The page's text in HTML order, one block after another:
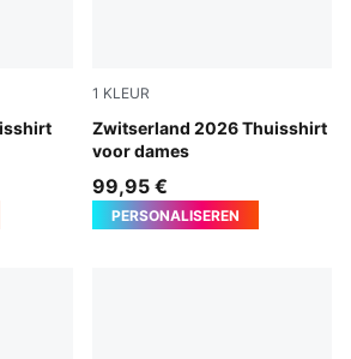
1 KLEUR
Zwitserland 2026 Thuisshirt
voor dames
PUMA Red-PUMA White
99,95 €
PERSONALISEREN